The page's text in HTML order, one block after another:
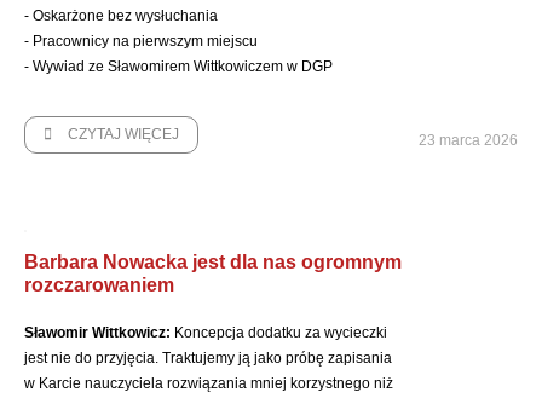
- Oskarżone bez wysłuchania
- Pracownicy na pierwszym miejscu
- Wywiad ze Sławomirem Wittkowiczem w DGP
CZYTAJ WIĘCEJ 23 marca 2026
Barbara Nowacka jest dla nas ogromnym
rozczarowaniem
Sławomir Wittkowicz: Koncepcja dodatku za wycieczki
jest nie do przyjęcia. Traktujemy ją jako próbę zapisania
w Karcie nauczyciela rozwiązania mniej korzystnego niż